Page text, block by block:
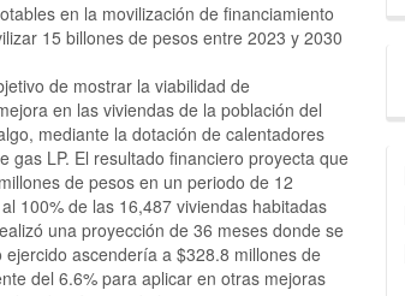
en la movilización de financiamiento
15 billones de pesos entre 2023 y 2030
de mostrar la viabilidad de
en las viviendas de la población del
mediante la dotación de calentadores
gas LP. El resultado financiero proyecta que
de pesos en un periodo de 12
100% de las 16,487 viviendas habitadas
una proyección de 36 meses donde se
ascendería a $328.8 millones de
del 6.6% para aplicar en otras mejoras